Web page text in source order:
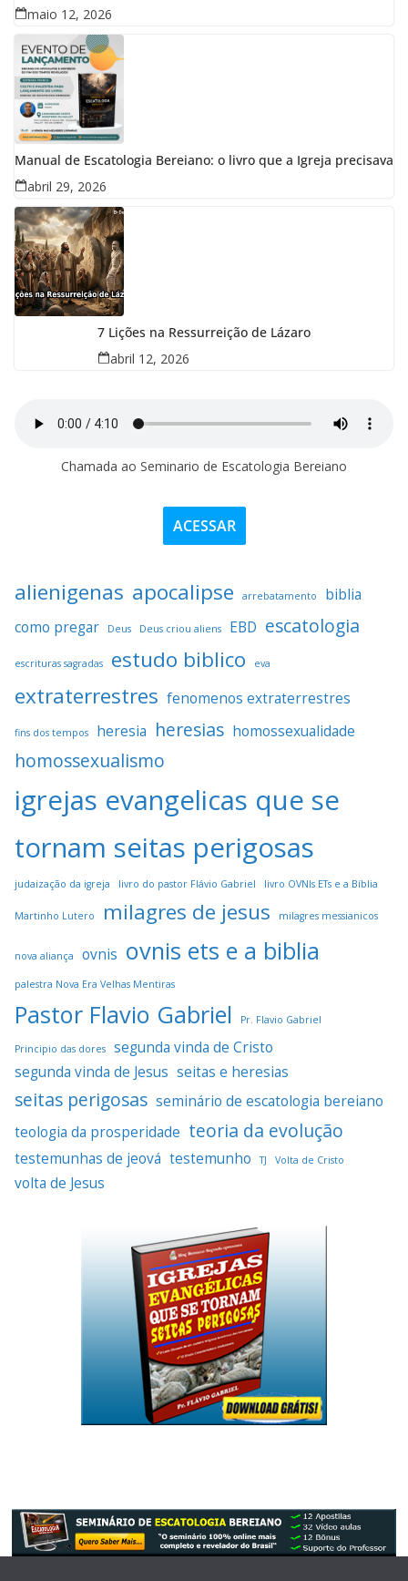
maio 12, 2026
Manual de Escatologia Bereiano: o livro que a Igreja precisava
abril 29, 2026
7 Lições na Ressurreição de Lázaro
abril 12, 2026
Chamada ao Seminario de Escatologia Bereiano
ACESSAR
alienigenas apocalipse arrebatamento
biblia
como pregar
Deus Deus criou aliens EBD escatologia
escrituras sagradas estudo biblico eva
extraterrestres fenomenos extraterrestres
fins dos tempos heresia heresias homossexualidade
homossexualismo
igrejas evangelicas que se
tornam seitas perigosas
judaização da igreja livro do pastor Flávio Gabriel livro OVNIs ETs e a Bíblia
Martinho Lutero milagres de jesus milagres messianicos
nova aliança ovnis ovnis ets e a biblia
palestra Nova Era Velhas Mentiras
Pastor Flavio Gabriel Pr. Flavio Gabriel
Principio das dores
segunda vinda de Cristo
segunda vinda de Jesus seitas e heresias
seitas perigosas seminário de escatologia bereiano
teologia da prosperidade teoria da evolução
testemunhas de jeová testemunho TJ Volta de Cristo
volta de Jesus